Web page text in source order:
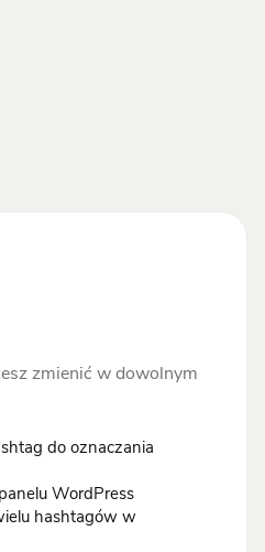
zmienić w dowolnym
do oznaczania
WordPress
hashtagów w